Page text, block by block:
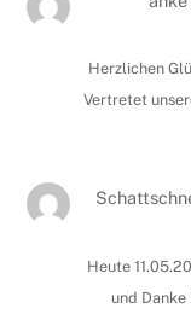
Herzlichen
Vertretet
Heute
und